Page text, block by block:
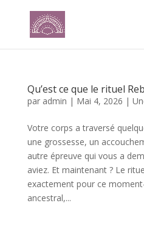
Qu’est ce que le rituel
par admin | Mai 4, 2026 |
Votre corps a traversé
une grossesse, un
autre épreuve qui vous a
aviez. Et maintenant ? Le
exactement pour ce
ancestral,...